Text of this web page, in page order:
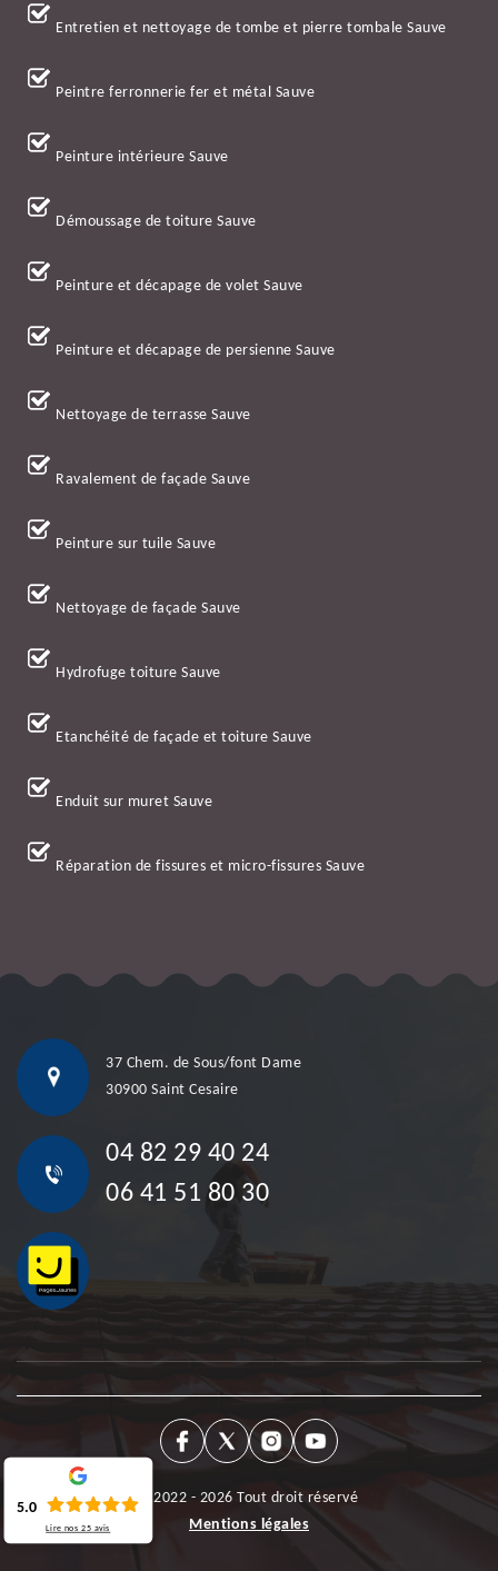
Entretien et nettoyage de tombe et pierre tombale Sauve
Peintre ferronnerie fer et métal Sauve
Peinture intérieure Sauve
Démoussage de toiture Sauve
Peinture et décapage de volet Sauve
Peinture et décapage de persienne Sauve
Nettoyage de terrasse Sauve
Ravalement de façade Sauve
Peinture sur tuile Sauve
Nettoyage de façade Sauve
Hydrofuge toiture Sauve
Etanchéité de façade et toiture Sauve
Enduit sur muret Sauve
Réparation de fissures et micro-fissures Sauve
37 Chem. de Sous/font Dame
30900 Saint Cesaire
04 82 29 40 24
06 41 51 80 30
©2022 - 2026 Tout droit réservé
Mentions légales
5.0
Lire nos25 avis